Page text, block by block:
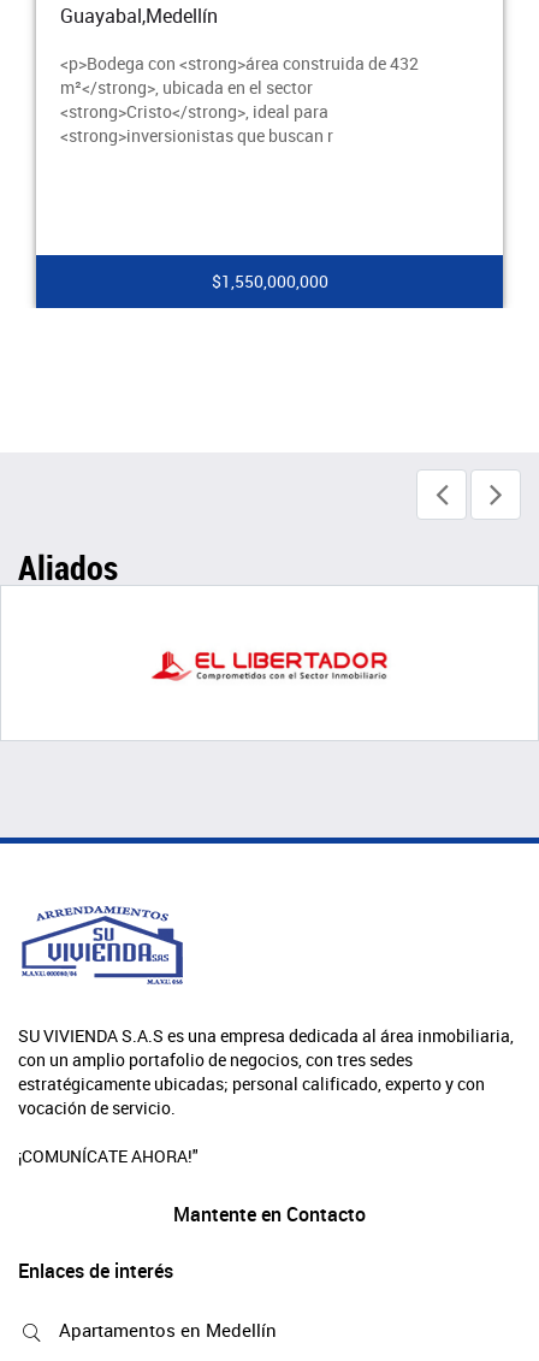
Guayabal,Medellín
<p>Bodega con <strong>área construida de 432
m²</strong>, ubicada en el sector
<strong>Cristo</strong>, ideal para
<strong>inversionistas que buscan r
$1,550,000,000
Aliados
SU VIVIENDA S.A.S es una empresa dedicada al área inmobiliaria,
con un amplio portafolio de negocios, con tres sedes
estratégicamente ubicadas; personal calificado, experto y con
vocación de servicio.
¡COMUNÍCATE AHORA!"
Mantente en Contacto
Enlaces de interés
Apartamentos en Medellín